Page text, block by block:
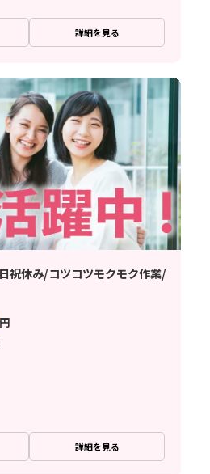
詳細を見る
祝休み/コツコツモクモク作業/
円
詳細を見る